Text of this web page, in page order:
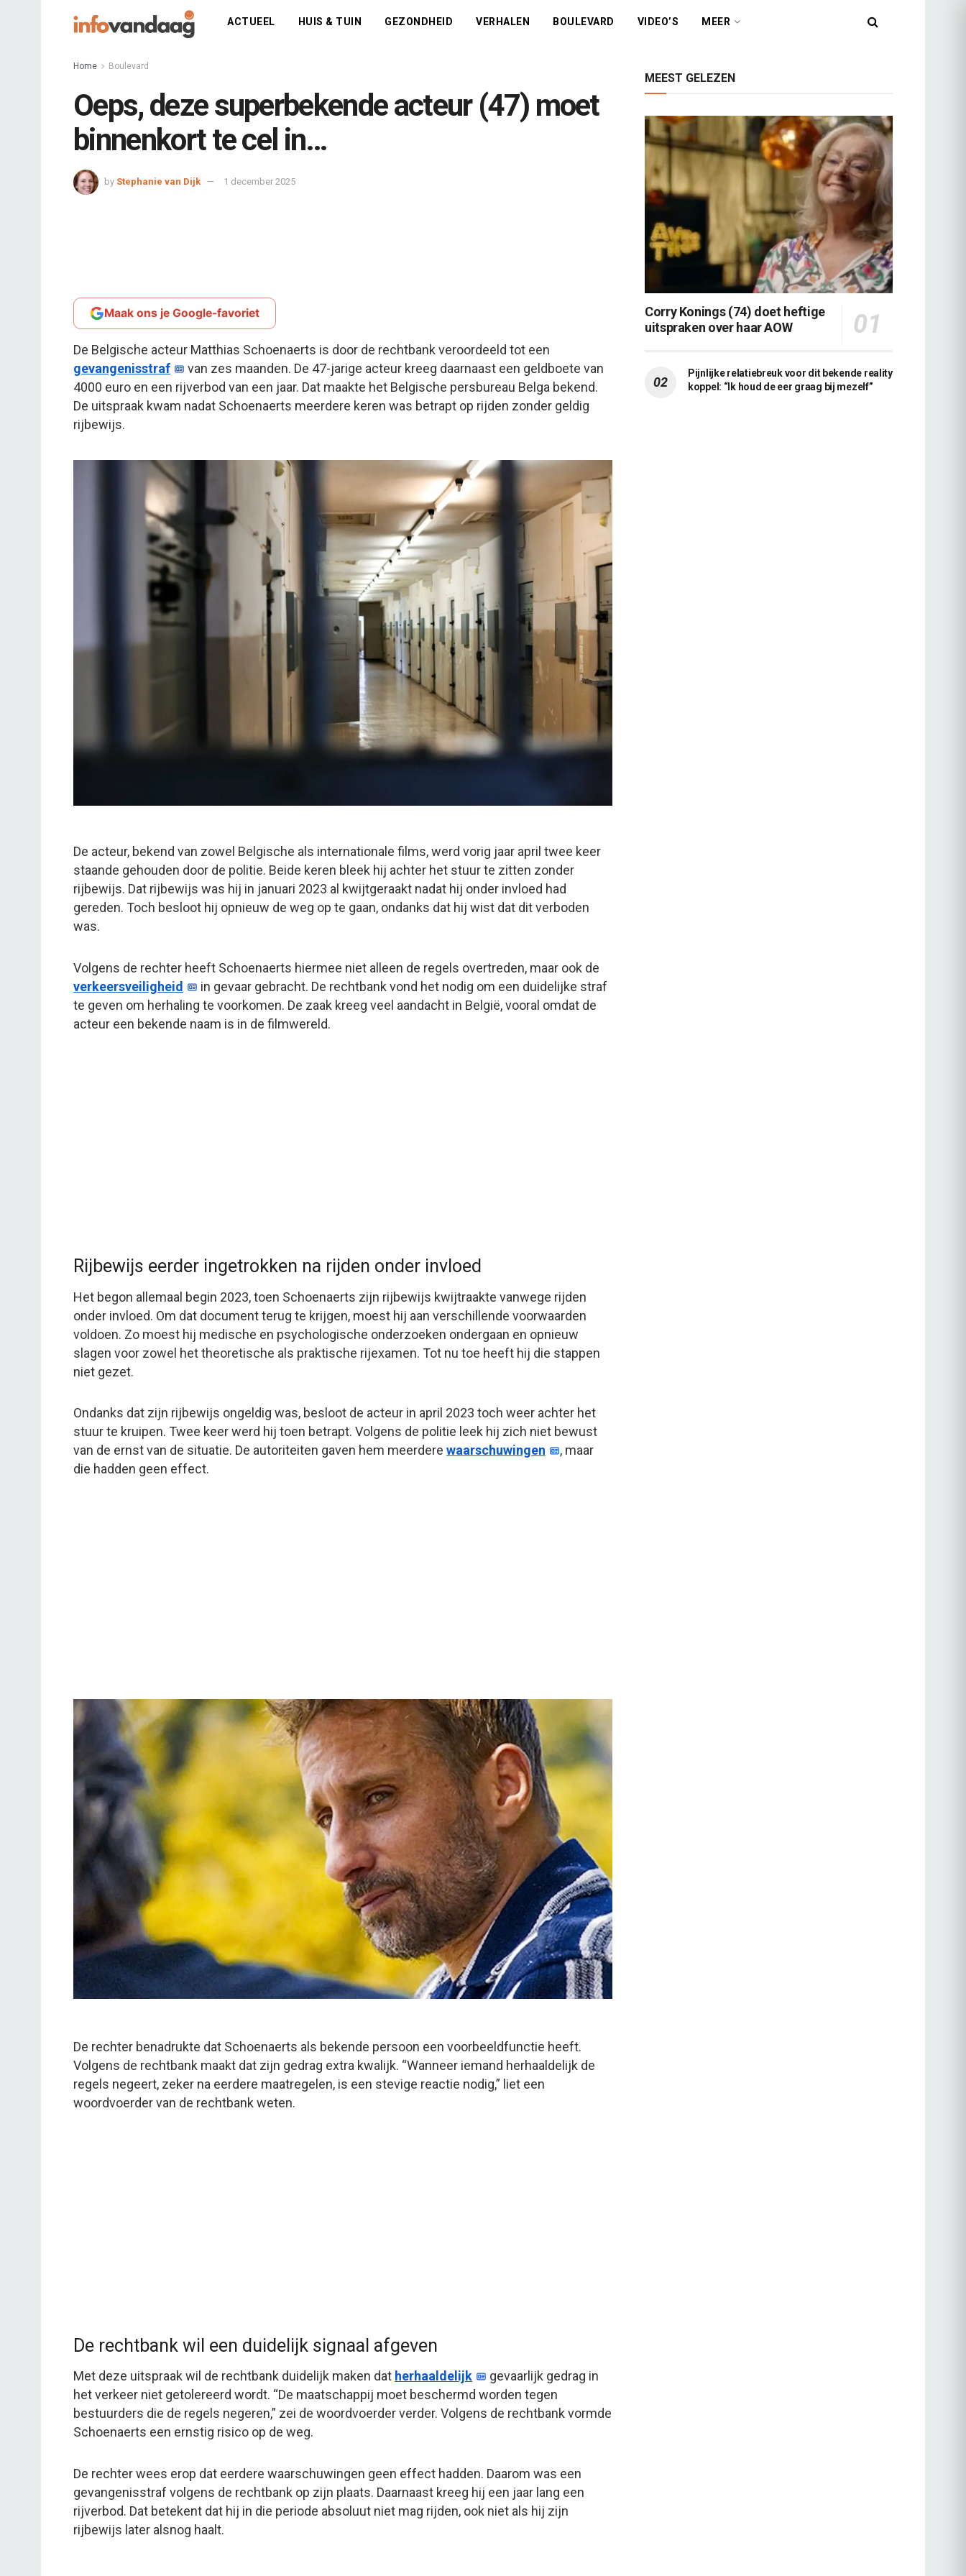
ACTUEEL HUIS & TUIN GEZONDHEID VERHALEN BOULEVARD VIDEO’S MEER
Home Boulevard
Oeps, deze superbekende acteur (47) moet
binnenkort te cel in…
by Stephanie van Dijk 1 december 2025
Maak ons je Google-favoriet
De Belgische acteur Matthias Schoenaerts is door de rechtbank veroordeeld tot een
gevangenisstraf
van zes maanden. De 47-jarige acteur kreeg daarnaast een geldboete van
4000 euro en een rijverbod van een jaar. Dat maakte het Belgische persbureau Belga bekend.
De uitspraak kwam nadat Schoenaerts meerdere keren was betrapt op rijden zonder geldig
rijbewijs.
De acteur, bekend van zowel Belgische als internationale films, werd vorig jaar april twee keer
staande gehouden door de politie. Beide keren bleek hij achter het stuur te zitten zonder
rijbewijs. Dat rijbewijs was hij in januari 2023 al kwijtgeraakt nadat hij onder invloed had
gereden. Toch besloot hij opnieuw de weg op te gaan, ondanks dat hij wist dat dit verboden
was.
Volgens de rechter heeft Schoenaerts hiermee niet alleen de regels overtreden, maar ook de
verkeersveiligheid
in gevaar gebracht. De rechtbank vond het nodig om een duidelijke straf
te geven om herhaling te voorkomen. De zaak kreeg veel aandacht in België, vooral omdat de
acteur een bekende naam is in de filmwereld.
Rijbewijs eerder ingetrokken na rijden onder invloed
Het begon allemaal begin 2023, toen Schoenaerts zijn rijbewijs kwijtraakte vanwege rijden
onder invloed. Om dat document terug te krijgen, moest hij aan verschillende voorwaarden
voldoen. Zo moest hij medische en psychologische onderzoeken ondergaan en opnieuw
slagen voor zowel het theoretische als praktische rijexamen. Tot nu toe heeft hij die stappen
niet gezet.
Ondanks dat zijn rijbewijs ongeldig was, besloot de acteur in april 2023 toch weer achter het
stuur te kruipen. Twee keer werd hij toen betrapt. Volgens de politie leek hij zich niet bewust
van de ernst van de situatie. De autoriteiten gaven hem meerdere waarschuwingen
, maar
die hadden geen effect.
De rechter benadrukte dat Schoenaerts als bekende persoon een voorbeeldfunctie heeft.
Volgens de rechtbank maakt dat zijn gedrag extra kwalijk. “Wanneer iemand herhaaldelijk de
regels negeert, zeker na eerdere maatregelen, is een stevige reactie nodig,” liet een
woordvoerder van de rechtbank weten.
De rechtbank wil een duidelijk signaal afgeven
Met deze uitspraak wil de rechtbank duidelijk maken dat herhaaldelijk
gevaarlijk gedrag in
het verkeer niet getolereerd wordt. “De maatschappij moet beschermd worden tegen
bestuurders die de regels negeren,” zei de woordvoerder verder. Volgens de rechtbank vormde
Schoenaerts een ernstig risico op de weg.
De rechter wees erop dat eerdere waarschuwingen geen effect hadden. Daarom was een
gevangenisstraf volgens de rechtbank op zijn plaats. Daarnaast kreeg hij een jaar lang een
rijverbod. Dat betekent dat hij in die periode absoluut niet mag rijden, ook niet als hij zijn
rijbewijs later alsnog haalt.
MEEST GELEZEN
Corry Konings (74) doet heftige
uitspraken over haar AOW
Pijnlijke relatiebreuk voor dit bekende reality
koppel: “Ik houd de eer graag bij mezelf”